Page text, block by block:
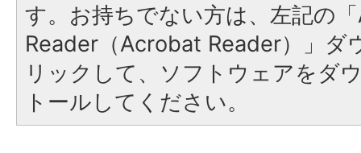
す。お持ちでない方は、左記の
Reader（Acrobat Reader）」ダ
リックして、ソフトウェアをダ
トールしてください。